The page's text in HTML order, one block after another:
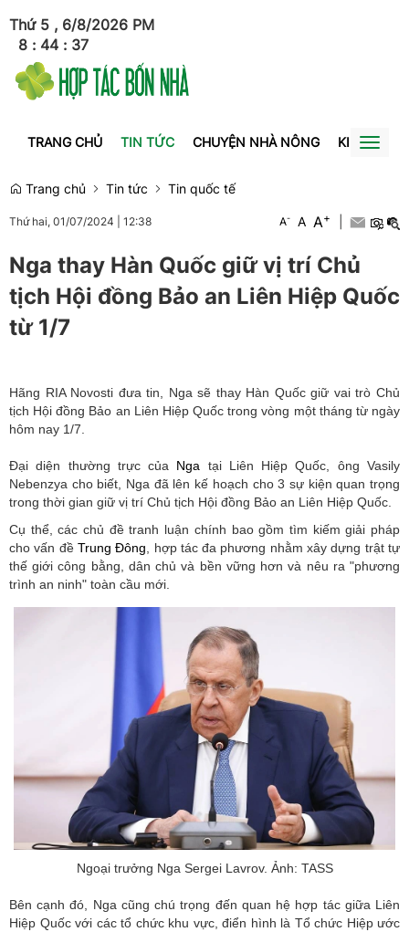
Thứ 5 , 6/8/2026
8 : 44 : 38
PM
TRANG CHỦ TIN TỨC CHUYỆN NHÀ NÔNG KINH TẾToggle
Trang chủ
Tin tức Tin quốc tế
Thứ hai, 01/07/2024 12:38 A- A A+
Nga thay Hàn Quốc giữ vị trí Chủ
tịch Hội đồng Bảo an Liên Hiệp Quốc
từ 1/7
Hãng RIA Novosti đưa tin, Nga sẽ thay Hàn Quốc giữ vai trò Chủ
tịch Hội đồng Bảo an Liên Hiệp Quốc trong vòng một tháng từ ngày
hôm nay 1/7.
Đại diện thường trực của Nga tại Liên Hiệp Quốc, ông Vasily
Nebenzya cho biết, Nga đã lên kế hoạch cho 3 sự kiện quan trọng
trong thời gian giữ vị trí Chủ tịch Hội đồng Bảo an Liên Hiệp Quốc.
Cụ thể, các chủ đề tranh luận chính bao gồm tìm kiếm giải pháp
cho vấn đề Trung Đông , hợp tác đa phương nhằm xây dựng trật tự
thế giới công bằng, dân chủ và bền vững hơn và nêu ra "phương
trình an ninh" toàn cầu mới.
Ngoại trưởng Nga Sergei Lavrov. Ảnh: TASS
Bên cạnh đó, Nga cũng chú trọng đến quan hệ hợp tác giữa Liên
Hiệp Quốc với các tổ chức khu vực, điển hình là Tổ chức Hiệp ước